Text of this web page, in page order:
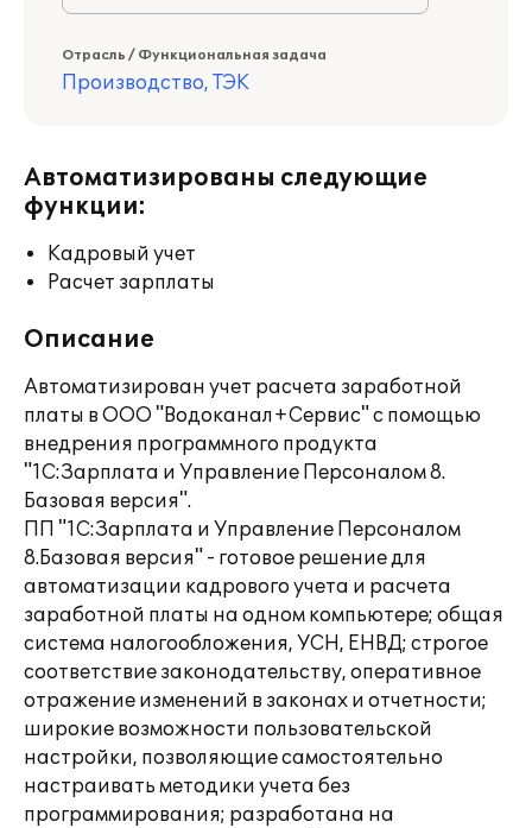
Отрасль / Функциональная задача
Производство, ТЭК
Автоматизированы следующие
функции:
Кадровый учет
Расчет зарплаты
Описание
Автоматизирован учет расчета заработной
платы в ООО "Водоканал+Сервис" с помощью
внедрения программного продукта
"1С:Зарплата и Управление Персоналом 8.
Базовая версия".
ПП "1С:Зарплата и Управление Персоналом
8.Базовая версия" - готовое решение для
автоматизации кадрового учета и расчета
заработной платы на одном компьютере; общая
система налогообложения, УСН, ЕНВД; строгое
соответствие законодательству, оперативное
отражение изменений в законах и отчетности;
широкие возможности пользовательской
настройки, позволяющие самостоятельно
настраивать методики учета без
программирования; разработана на